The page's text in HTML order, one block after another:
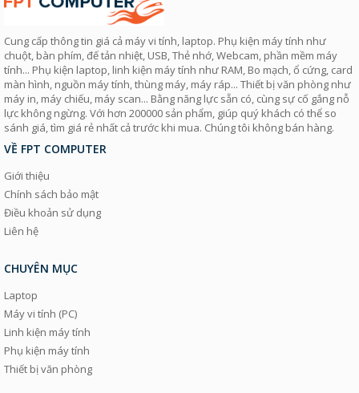
Cung cấp thông tin giá cả máy vi tính, laptop. Phụ kiện máy tính như
chuột, bàn phím, đế tản nhiệt, USB, Thẻ nhớ, Webcam, phần mềm máy
tính... Phụ kiện laptop, linh kiện máy tính như RAM, Bo mạch, ổ cứng, card
màn hình, nguồn máy tính, thùng máy, máy ráp... Thiết bị văn phòng như
máy in, máy chiếu, máy scan... Bằng năng lực sẵn có, cùng sự cố gắng nỗ
lực không ngừng. Với hơn 200000 sản phẩm, giúp quý khách có thể so
sánh giá, tìm giá rẻ nhất cả trước khi mua. Chúng tôi không bán hàng.
VỀ FPT COMPUTER
Giới thiệu
Chính sách bảo mật
Điều khoản sử dụng
Liên hệ
CHUYÊN MỤC
Laptop
Máy vi tính (PC)
Linh kiện máy tính
Phụ kiện máy tính
Thiết bị văn phòng